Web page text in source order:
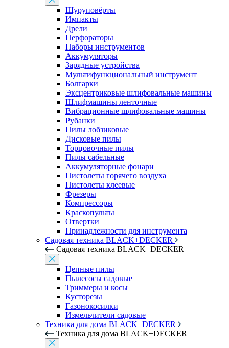
Шуруповёрты
Импакты
Дрели
Перфораторы
Наборы инструментов
Аккумуляторы
Зарядные устройства
Мультифункциональный инструмент
Болгарки
Эксцентриковые шлифовальные машины
Шлифмашины ленточные
Вибрационные шлифовальные машины
Рубанки
Пилы лобзиковые
Дисковые пилы
Торцовочные пилы
Пилы сабельные
Аккумуляторные фонари
Пистолеты горячего воздуха
Пистолеты клеевые
Фрезеры
Компрессоры
Краскопульты
Отвертки
Принадлежности для инструмента
Садовая техника BLACK+DECKER
Садовая техника BLACK+DECKER
Цепные пилы
Пылесосы садовые
Триммеры и косы
Кусторезы
Газонокосилки
Измельчители садовые
Техника для дома BLACK+DECKER
Техника для дома BLACK+DECKER